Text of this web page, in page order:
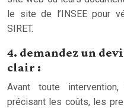
le site de l’INSEE pour
SIRET.
4. demandez un
clair :
Avant toute
précisant les coûts, les